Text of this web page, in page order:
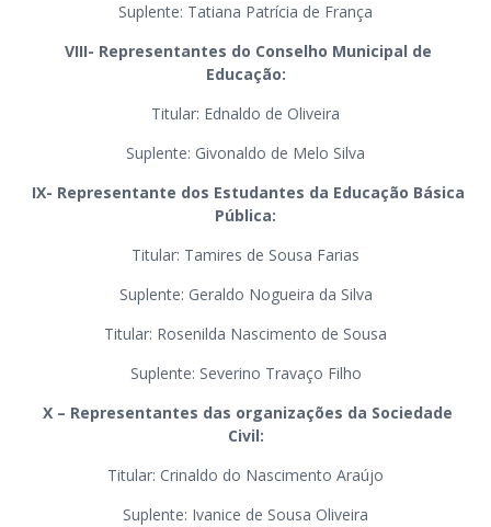
Suplente: Tatiana Patrícia de França
VIII- Representantes do Conselho Municipal de
Educação:
Titular: Ednaldo de Oliveira
Suplente: Givonaldo de Melo Silva
IX- Representante dos Estudantes da Educação Básica
Pública:
Titular: Tamires de Sousa Farias
Suplente: Geraldo Nogueira da Silva
Titular: Rosenilda Nascimento de Sousa
Suplente: Severino Travaço Filho
X – Representantes das organizações da Sociedade
Civil:
Titular: Crinaldo do Nascimento Araújo
Suplente: Ivanice de Sousa Oliveira